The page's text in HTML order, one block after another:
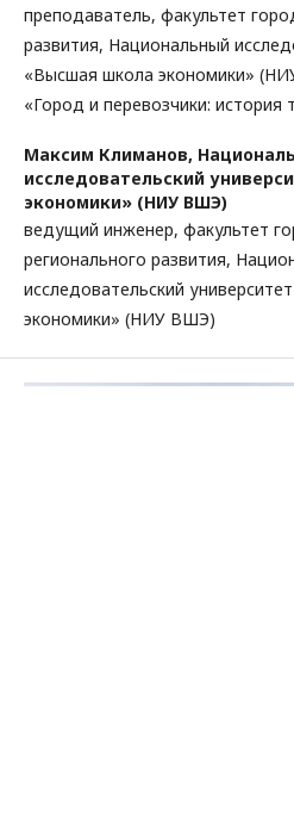
преподаватель, факультет
развития, Национальный
«Высшая школа экономики»
«Город и перевозчики:
Максим Климанов,
исследовательский
экономики» (НИУ ВШЭ)
ведущий инженер, факультет
регионального развития,
исследовательский
экономики» (НИУ ВШЭ)